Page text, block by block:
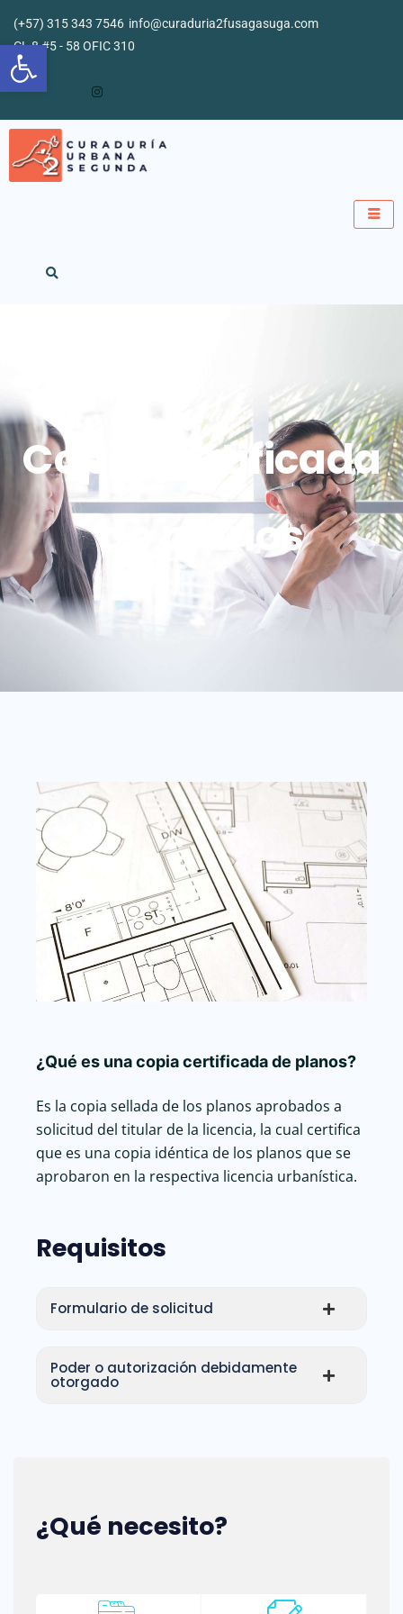
Abrir barra de herramientas
contenido
(+57) 315 343 7546 info@curaduria2fusagasuga.com
CL 8 #5 - 58 OFIC 310
Copia certificada
de planos
¿Qué es una copia certificada de planos?
Es la copia sellada de los planos aprobados a
solicitud del titular de la licencia, la cual certifica
que es una copia idéntica de los planos que se
aprobaron en la respectiva licencia urbanística.
Requisitos
Formulario de solicitud
Poder o autorización debidamente
otorgado
¿Qué necesito?